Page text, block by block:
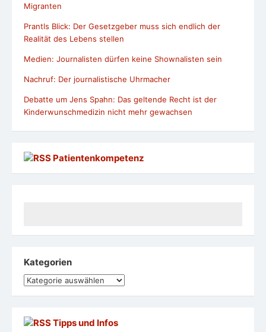
Migranten
Prantls Blick: Der Gesetzgeber muss sich endlich der
Realität des Lebens stellen
Medien: Journalisten dürfen keine Shownalisten sein
Nachruf: Der journalistische Uhrmacher
Debatte um Jens Spahn: Das geltende Recht ist der
Kinderwunschmedizin nicht mehr gewachsen
Patientenkompetenz
Kategorien
Kategorien
Tipps und Infos